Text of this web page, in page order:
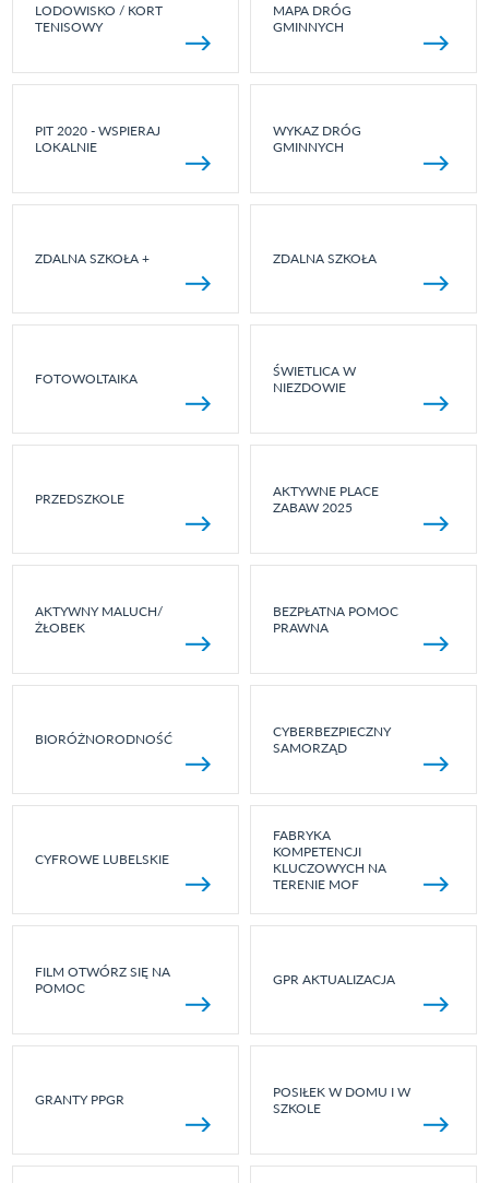
LODOWISKO / KORT
TENISOWY
MAPA DRÓG
GMINNYCH
PIT 2020 - WSPIERAJ
LOKALNIE
WYKAZ DRÓG
GMINNYCH
ZDALNA SZKOŁA + ZDALNA SZKOŁA
FOTOWOLTAIKA
ŚWIETLICA W
NIEZDOWIE
PRZEDSZKOLE
AKTYWNE PLACE
ZABAW 2025
AKTYWNY MALUCH/
ŻŁOBEK
BEZPŁATNA POMOC
PRAWNA
BIORÓŻNORODNOŚĆ
CYBERBEZPIECZNY
SAMORZĄD
CYFROWE LUBELSKIE
FABRYKA
KOMPETENCJI
KLUCZOWYCH NA
TERENIE MOF
FILM OTWÓRZ SIĘ NA
POMOC
GPR AKTUALIZACJA
GRANTY PPGR
POSIŁEK W DOMU I W
SZKOLE